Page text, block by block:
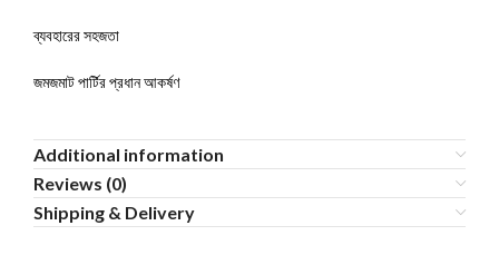
ব্যবহারের সহজতা
জমজমাট পার্টির প্রধান আকর্ষণ
Additional information
Reviews (0)
Shipping & Delivery